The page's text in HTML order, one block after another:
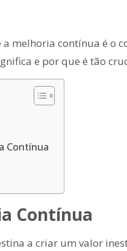
melhoria contínua é o
e por que é tão
Contínua
Contínua
a criar um valor